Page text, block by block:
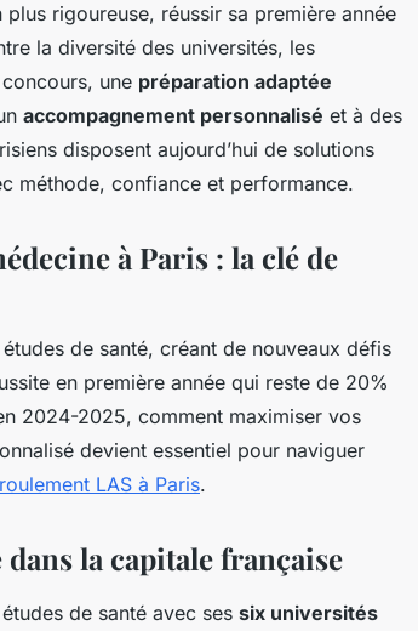
rigoureuse, réussir sa première année
la diversité des universités, les
une préparation adaptée
accompagnement personnalisé et à des
disposent aujourd’hui de solutions
méthode, confiance et performance.
à Paris : la clé de
de santé, créant de nouveaux défis
en première année qui reste de 20%
2024-2025, comment maximiser vos
devient essentiel pour naviguer
LAS à Paris.
dans la capitale française
de santé avec ses six universités